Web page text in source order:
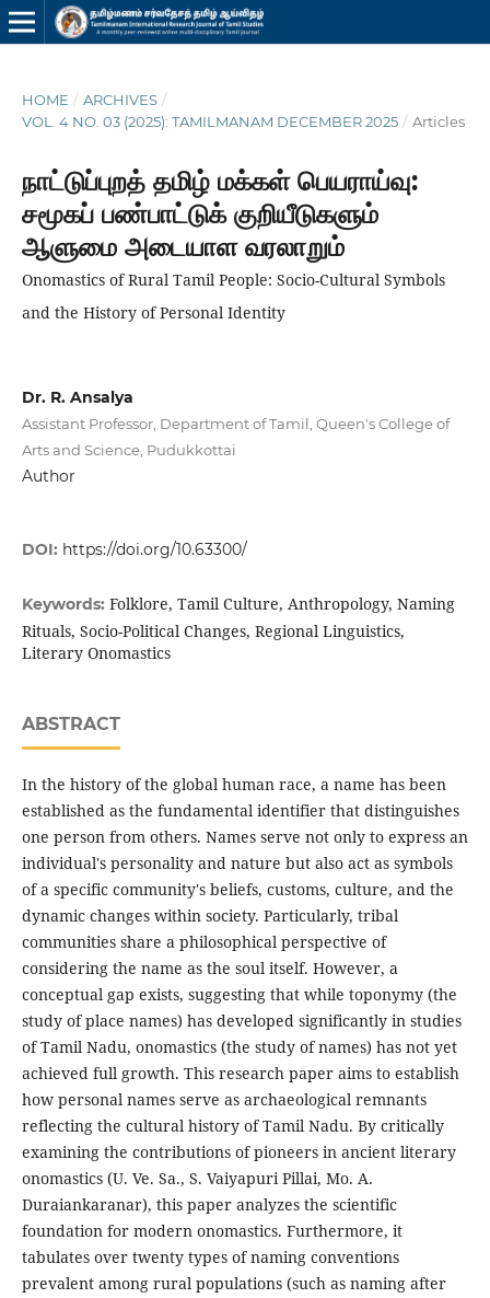
HOME / ARCHIVES /
VOL. 4 NO. 03 (2025): TAMILMANAM DECEMBER 2025 / Articles
நாட்டுப்புறத் தமிழ் மக்கள் பெயராய்வு:
சமூகப் பண்பாட்டுக் குறியீடுகளும்
ஆளுமை அடையாள வரலாறும்
Onomastics of Rural Tamil People: Socio-Cultural Symbols
and the History of Personal Identity
Dr. R. Ansalya
Assistant Professor, Department of Tamil, Queen's College of
Arts and Science, Pudukkottai
Author
DOI: https://doi.org/10.63300/
Keywords: Folklore, Tamil Culture, Anthropology, Naming
Rituals, Socio-Political Changes, Regional Linguistics,
Literary Onomastics
ABSTRACT
In the history of the global human race, a name has been
established as the fundamental identifier that distinguishes
one person from others. Names serve not only to express an
individual's personality and nature but also act as symbols
of a specific community's beliefs, customs, culture, and the
dynamic changes within society. Particularly, tribal
communities share a philosophical perspective of
considering the name as the soul itself. However, a
conceptual gap exists, suggesting that while toponymy (the
study of place names) has developed significantly in studies
of Tamil Nadu, onomastics (the study of names) has not yet
achieved full growth. This research paper aims to establish
how personal names serve as archaeological remnants
reflecting the cultural history of Tamil Nadu. By critically
examining the contributions of pioneers in ancient literary
onomastics (U. Ve. Sa., S. Vaiyapuri Pillai, Mo. A.
Duraiankaranar), this paper analyzes the scientific
foundation for modern onomastics. Furthermore, it
tabulates over twenty types of naming conventions
prevalent among rural populations (such as naming after